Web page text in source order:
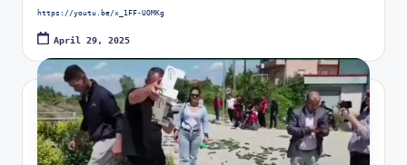
https://youtu.be/x_1FF-UOMKg
April 29, 2025